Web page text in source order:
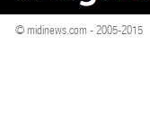
© midinews.com - 2005-2015